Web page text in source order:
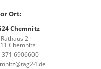
Ort:
Chemnitz
2
Chemnitz
371 6906600